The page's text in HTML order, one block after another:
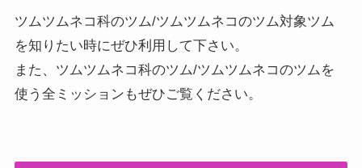
ツムツムネコ科のツム/ツムツムネコのツム対象ツム
を知りたい時にぜひ利用して下さい。
また、ツムツムネコ科のツム/ツムツムネコのツムを
使う全ミッションもぜひご覧ください。